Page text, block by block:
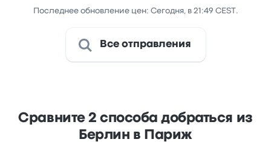
Последнее обновление цен: Сегодня, в 21:49 CEST.
Все отправления
Сравните 2 способа добраться из
Берлин в Париж